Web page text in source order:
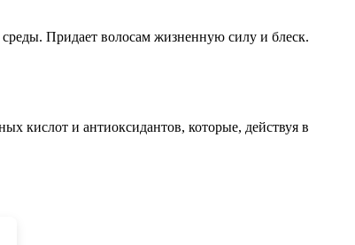
Придает волосам жизненную силу и блеск.
кислот и антиоксидантов, которые, действуя в